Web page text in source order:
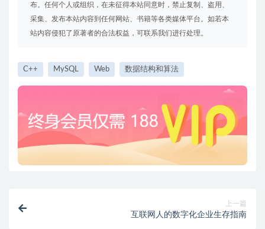
布。任何个人或组织，在未征得本站同意时，禁止复制、盗用、
采集、发布本站内容到任何网站、书籍等各类媒体平台。如若本
站内容侵犯了原著者的合法权益，可联系我们进行处理。
C++ MySQL Web 数据结构和算法
上一篇
互联网人的数字化企业生存指南